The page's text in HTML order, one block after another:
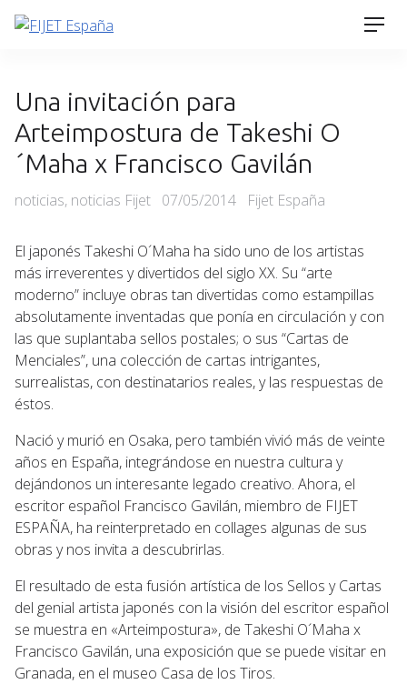
Skip
Una invitación para
Arteimpostura de Takeshi O
´Maha x Francisco Gavilán
Categories
noticias, noticias Fijet Posted
07/05/2014 Fijet España
El japonés Takeshi O´Maha ha sido uno de los artistas
más irreverentes y divertidos del siglo XX. Su “arte
moderno” incluye obras tan divertidas como estampillas
absolutamente inventadas que ponía en circulación y con
las que suplantaba sellos postales; o sus “Cartas de
Menciales”, una colección de cartas intrigantes,
surrealistas, con destinatarios reales, y las respuestas de
éstos.
Nació y murió en Osaka, pero también vivió más de veinte
años en España, integrándose en nuestra cultura y
dejándonos un interesante legado creativo. Ahora, el
escritor español Francisco Gavilán, miembro de FIJET
ESPAÑA, ha reinterpretado en collages algunas de sus
obras y nos invita a descubrirlas.
El resultado de esta fusión artística de los Sellos y Cartas
del genial artista japonés con la visión del escritor español
se muestra en «Arteimpostura», de Takeshi O´Maha x
Francisco Gavilán, una exposición que se puede visitar en
Granada, en el museo Casa de los Tiros.